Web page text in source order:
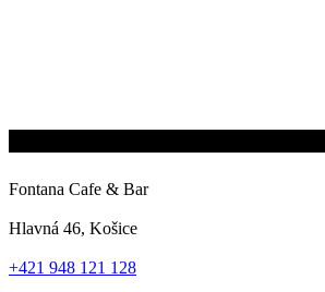
Fontana Cafe & Bar
Hlavná 46, Košice
+421 948 121 128